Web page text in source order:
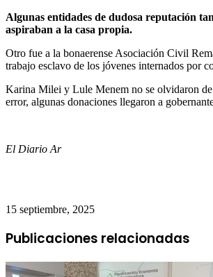
Algunas entidades de dudosa reputación
aspiraban a la casa propia.
Otro fue a la bonaerense Asociación Civil
trabajo esclavo de los jóvenes internados por
Karina Milei y Lule Menem no se olvidaron
error, algunas donaciones llegaron a
El Diario Ar
15 septiembre, 2025
Publicaciones relacionadas